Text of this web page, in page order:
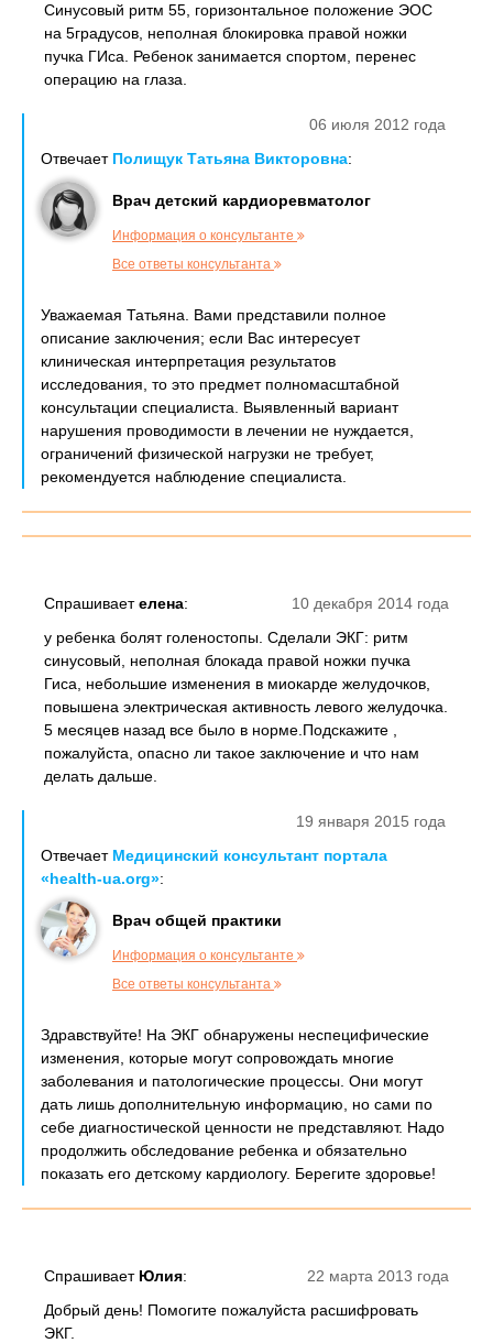
Синусовый ритм 55, горизонтальное положение ЭОС
на 5градусов, неполная блокировка правой ножки
пучка ГИса. Ребенок занимается спортом, перенес
операцию на глаза.
06 июля 2012 года
Отвечает Полищук Татьяна Викторовна:
Врач детский кардиоревматолог
Информация о консультанте
Все ответы консультанта
Уважаемая Татьяна. Вами представили полное
описание заключения; если Вас интересует
клиническая интерпретация результатов
исследования, то это предмет полномасштабной
консультации специалиста. Выявленный вариант
нарушения проводимости в лечении не нуждается,
ограничений физической нагрузки не требует,
рекомендуется наблюдение специалиста.
10 декабря 2014 года
Спрашиваетелена:
у ребенка болят голеностопы. Сделали ЭКГ: ритм
синусовый, неполная блокада правой ножки пучка
Гиса, небольшие изменения в миокарде желудочков,
повышена электрическая активность левого желудочка.
5 месяцев назад все было в норме.Подскажите ,
пожалуйста, опасно ли такое заключение и что нам
делать дальше.
19 января 2015 года
Отвечает Медицинский консультант портала
«health-ua.org»:
Врач общей практики
Информация о консультанте
Все ответы консультанта
Здравствуйте! На ЭКГ обнаружены неспецифические
изменения, которые могут сопровождать многие
заболевания и патологические процессы. Они могут
дать лишь дополнительную информацию, но сами по
себе диагностической ценности не представляют. Надо
продолжить обследование ребенка и обязательно
показать его детскому кардиологу. Берегите здоровье!
22 марта 2013 года
Спрашивает Юлия:
Добрый день! Помогите пожалуйста расшифровать
ЭКГ.